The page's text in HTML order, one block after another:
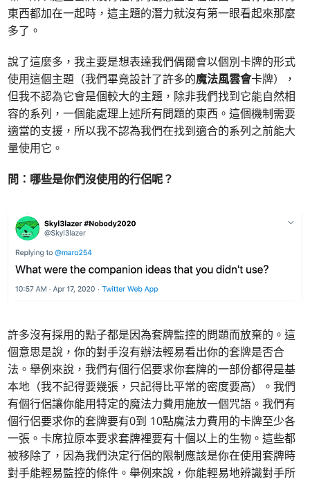
東西都加在一起時，這主題的潛力就沒有第一眼看起來那麼
多了。
說了這麼多，我主要是想表達我們偶爾會以個別卡牌的形式
使用這個主題（我們畢竟設計了許多的魔法風雲會卡牌），
但我不認為它會是個較大的主題，除非我們找到它能自然相
容的系列，一個能處理上述所有問題的東西。這個機制需要
適當的支援，所以我不認為我們在找到適合的系列之前能大
量使用它。
問：哪些是你們沒使用的行侶呢？
許多沒有採用的點子都是因為套牌監控的問題而放棄的。這
個意思是說，你的對手沒有辦法輕易看出你的套牌是否合
法。舉例來說，我們有個行侶要求你套牌的一部份都得是基
本地（我不記得要幾張，只記得比平常的密度要高）。我們
有個行侶讓你能用特定的魔法力費用施放一個咒語。我們有
個行侶要求你的套牌要有0到 10點魔法力費用的卡牌至少各
一張。卡席拉原本要求套牌裡要有十個以上的生物。這些都
被移除了，因為我們決定行侶的限制應該是你在使用套牌時
對手能輕易監控的條件。舉例來說，你能輕易地辨識對手所